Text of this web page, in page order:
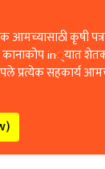
कृषी
कानाकोप in्यात
सहकार्य